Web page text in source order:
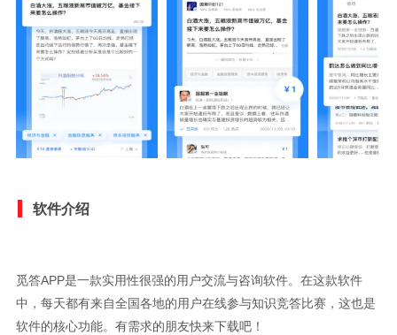
软件介绍
觅答APP是一款实用性很强的用户交流与咨询软件。在这款软件
中，每天都有来自全国各地的用户在线参与知识竞答比赛，这也是
软件的核心功能。有需求的朋友快来下载吧！